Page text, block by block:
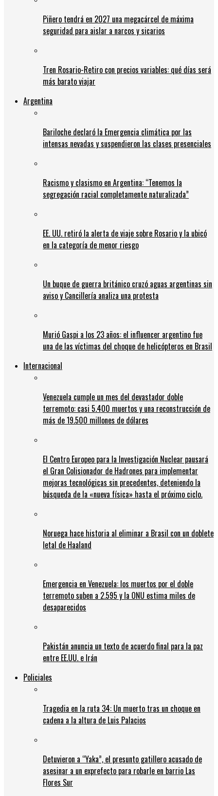
Piñero tendrá en 2027 una megacárcel de máxima
seguridad para aislar a narcos y sicarios
Tren Rosario-Retiro con precios variables: qué días será
más barato viajar
Argentina
Bariloche declaró la Emergencia climática por las
intensas nevadas y suspendieron las clases presenciales
Racismo y clasismo en Argentina: “Tenemos la
segregación racial completamente naturalizada”
EE. UU. retiró la alerta de viaje sobre Rosario y la ubicó
en la categoría de menor riesgo
Un buque de guerra británico cruzó aguas argentinas sin
aviso y Cancillería analiza una protesta
Murió Gaspi a los 23 años: el influencer argentino fue
una de las víctimas del choque de helicópteros en Brasil
Internacional
Venezuela cumple un mes del devastador doble
terremoto: casi 5.400 muertos y una reconstrucción de
más de 19.500 millones de dólares
El Centro Europeo para la Investigación Nuclear pausará
el Gran Colisionador de Hadrones para implementar
mejoras tecnológicas sin precedentes, deteniendo la
búsqueda de la «nueva física» hasta el próximo ciclo.
Noruega hace historia al eliminar a Brasil con un doblete
letal de Haaland
Emergencia en Venezuela: los muertos por el doble
terremoto suben a 2.595 y la ONU estima miles de
desaparecidos
Pakistán anuncia un texto de acuerdo final para la paz
entre EE.UU. e Irán
Policiales
Tragedia en la ruta 34: Un muerto tras un choque en
cadena a la altura de Luis Palacios
Detuvieron a “Yaka”, el presunto gatillero acusado de
asesinar a un exprefecto para robarle en barrio Las
Flores Sur